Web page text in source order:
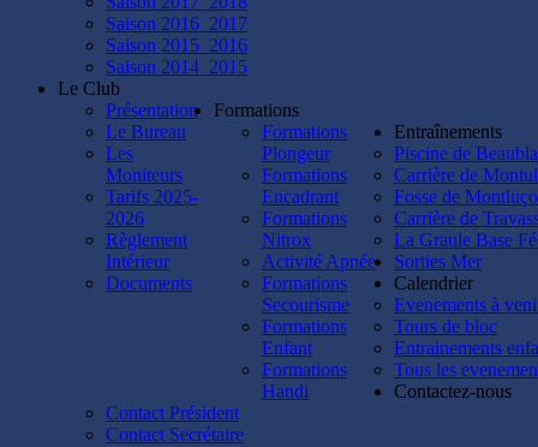
Saison 2016_2017
Saison 2015_2016
Saison 2014_2015
Le Club
Présentation
Le Bureau
Les
Moniteurs
Tarifs 2025-
2026
Règlement
Intérieur
Documents
Formations
Formations
Plongeur
Formations
Encadrant
Formations
Nitrox
Activité Apnée
Formations
Secourisme
Formations
Enfant
Formations
Handi
Entraînements
Piscine de
Carrière de
Fosse de
Carrière de
La Graule Base
Sorties Mer
Calendrier
Evenements à
Tours de bloc
Entrainements
Tous les
Contactez-nous
Contact Président
Contact Secrétaire